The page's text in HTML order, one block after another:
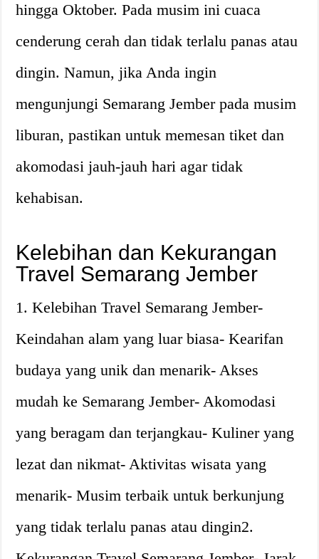
hingga Oktober. Pada musim ini cuaca
cenderung cerah dan tidak terlalu panas atau
dingin. Namun, jika Anda ingin
mengunjungi Semarang Jember pada musim
liburan, pastikan untuk memesan tiket dan
akomodasi jauh-jauh hari agar tidak
kehabisan.
Kelebihan dan Kekurangan
Travel Semarang Jember
1. Kelebihan Travel Semarang Jember-
Keindahan alam yang luar biasa- Kearifan
budaya yang unik dan menarik- Akses
mudah ke Semarang Jember- Akomodasi
yang beragam dan terjangkau- Kuliner yang
lezat dan nikmat- Aktivitas wisata yang
menarik- Musim terbaik untuk berkunjung
yang tidak terlalu panas atau dingin2.